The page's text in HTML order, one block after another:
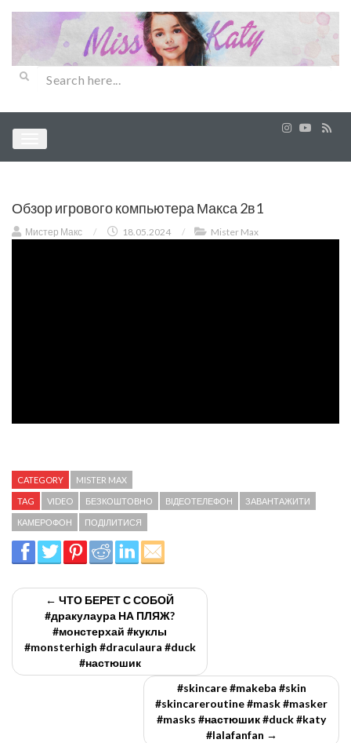
Обзор игрового компьютера Макса 2в1
Мистер Макс / 18.05.2024 / Mister Max
CATEGORY MISTER MAX
TAG VIDEO БЕЗКОШТОВНО ВІДЕОТЕЛЕФОН ЗАВАНТАЖИТИ
КАМЕРОФОН ПОДІЛИТИСЯ
← ЧТО БЕРЕТ С СОБОЙ
#дракулаура НА ПЛЯЖ?
#монстерхай #куклы
#monsterhigh #draculaura #duck
#настюшик
#skincare #makeba #skin
#skincareroutine #mask #masker
#masks #настюшик #duck #katy
#lalafanfan →